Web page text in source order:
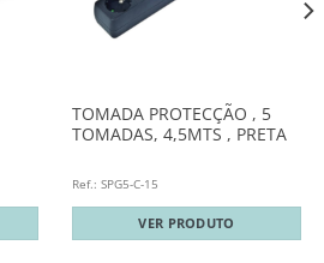
TOMADA PROTECÇÃO , 5
TOMADAS, 4,5MTS , PRETA
Ref.: SPG5-C-15
VER PRODUTO